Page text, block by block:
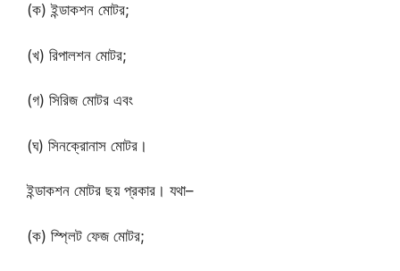
(ক) ইন্ডাকশন মোটর;
(খ) রিপালশন মোটর;
(গ) সিরিজ মোটর এবং
(ঘ) সিনক্রোনাস মোটর।
ইন্ডাকশন মোটর ছয় প্রকার। যথা–
(ক) স্প্লিট ফেজ মোটর;